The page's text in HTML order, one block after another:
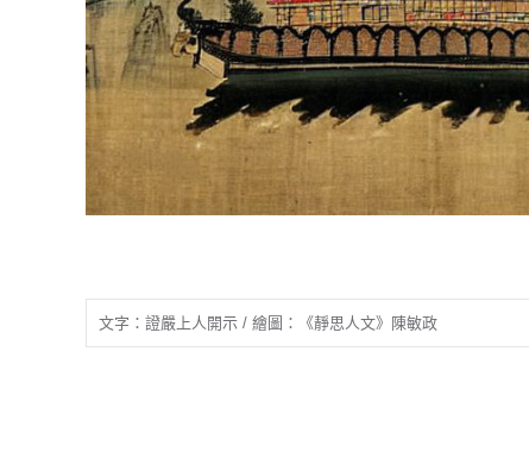
文字：證嚴上人開示 / 繪圖：《靜思人文》陳敏政